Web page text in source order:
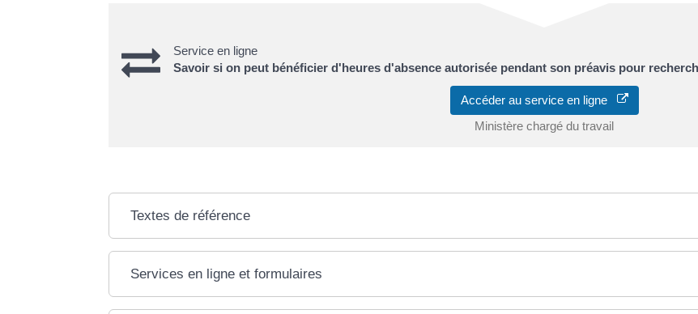
Service en ligne
Savoir si on peut bénéficier d'heures d'absence autorisée pendant son préavis pour
Accéder au service en ligne
Ministère chargé du travail
Textes de référence
Services en ligne et formulaires